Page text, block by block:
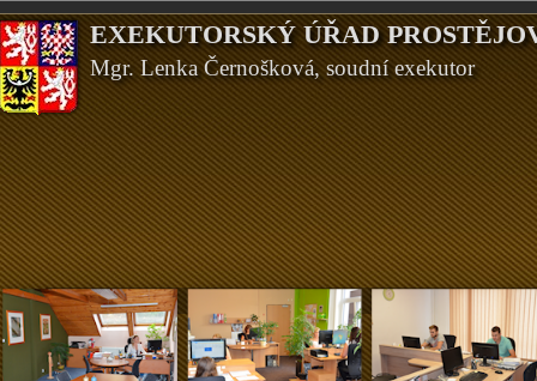
EXEKUTORSKÝ ÚŘAD
Mgr. Lenka Černošková, soudní exekutor
Najdete nás: